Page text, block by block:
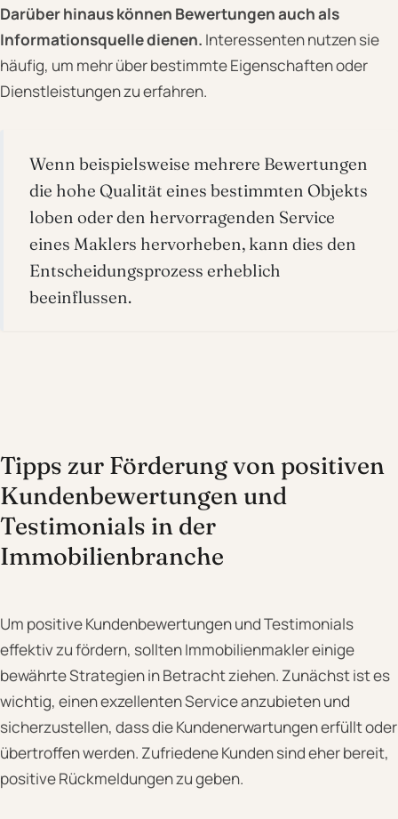
Darüber hinaus können Bewertungen auch als
Informationsquelle dienen. Interessenten nutzen sie
häufig, um mehr über bestimmte Eigenschaften oder
Dienstleistungen zu erfahren.
Wenn beispielsweise mehrere Bewertungen
die hohe Qualität eines bestimmten Objekts
loben oder den hervorragenden Service
eines Maklers hervorheben, kann dies den
Entscheidungsprozess erheblich
beeinflussen.
Tipps zur Förderung von positiven
Kundenbewertungen und
Testimonials in der
Immobilienbranche
Um positive Kundenbewertungen und Testimonials
effektiv zu fördern, sollten Immobilienmakler einige
bewährte Strategien in Betracht ziehen. Zunächst ist es
wichtig, einen exzellenten Service anzubieten und
sicherzustellen, dass die Kundenerwartungen erfüllt oder
übertroffen werden. Zufriedene Kunden sind eher bereit,
positive Rückmeldungen zu geben.